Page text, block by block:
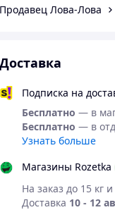
Продавец Лова-Лова
Доставка
Подписка на
Бесплатно — в
Бесплатно — в
Узнать больше
Магазины Rozetka
На заказ до 15 кг
Доставка 10 - 12